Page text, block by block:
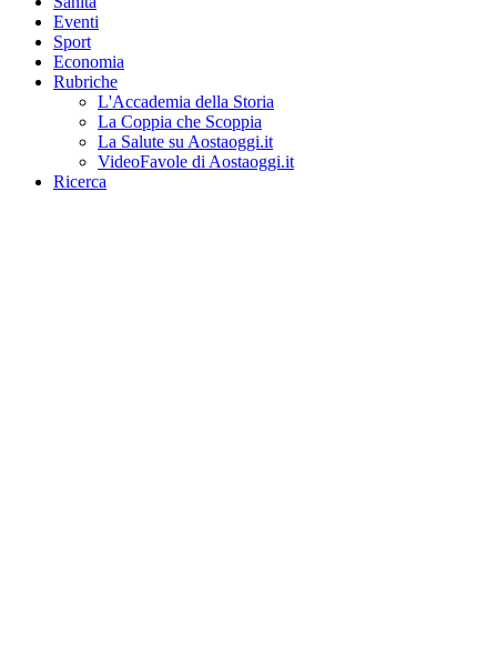
Eventi
Sport
Economia
Rubriche
L'Accademia della Storia
La Coppia che Scoppia
La Salute su Aostaoggi.it
VideoFavole di Aostaoggi.it
Ricerca